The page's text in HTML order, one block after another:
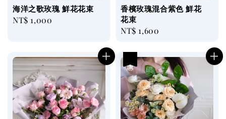
海洋之歌玫瑰 鮮花花束
Regular
NT$ 1,000
香檳玫瑰混合紫色 鮮花
花束
Regular
NT$ 1,600